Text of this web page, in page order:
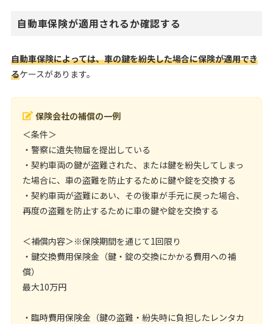
自動車保険が適用されるか確認する
自動車保険によっては、車の鍵を紛失した場合に保険が適用でき
るケースがあります。
保険会社の補償の一例
＜条件＞
・警察に遺失物届を提出している
・契約車両の鍵が盗難された、または鍵を紛失してしまっ
た場合に、車の盗難を防止するために鍵や錠を交換する
・契約車両が盗難にあい、その後車が手元に戻った場合、
再度の盗難を防止するために車の鍵や錠を交換する
＜補償内容＞※保険期間を通じて1回限り
・鍵交換費用保険金（鍵・錠の交換にかかる費用への補
償）
最大10万円
・臨時費用保険金（鍵の盗難・紛失時に負担したレンタカ